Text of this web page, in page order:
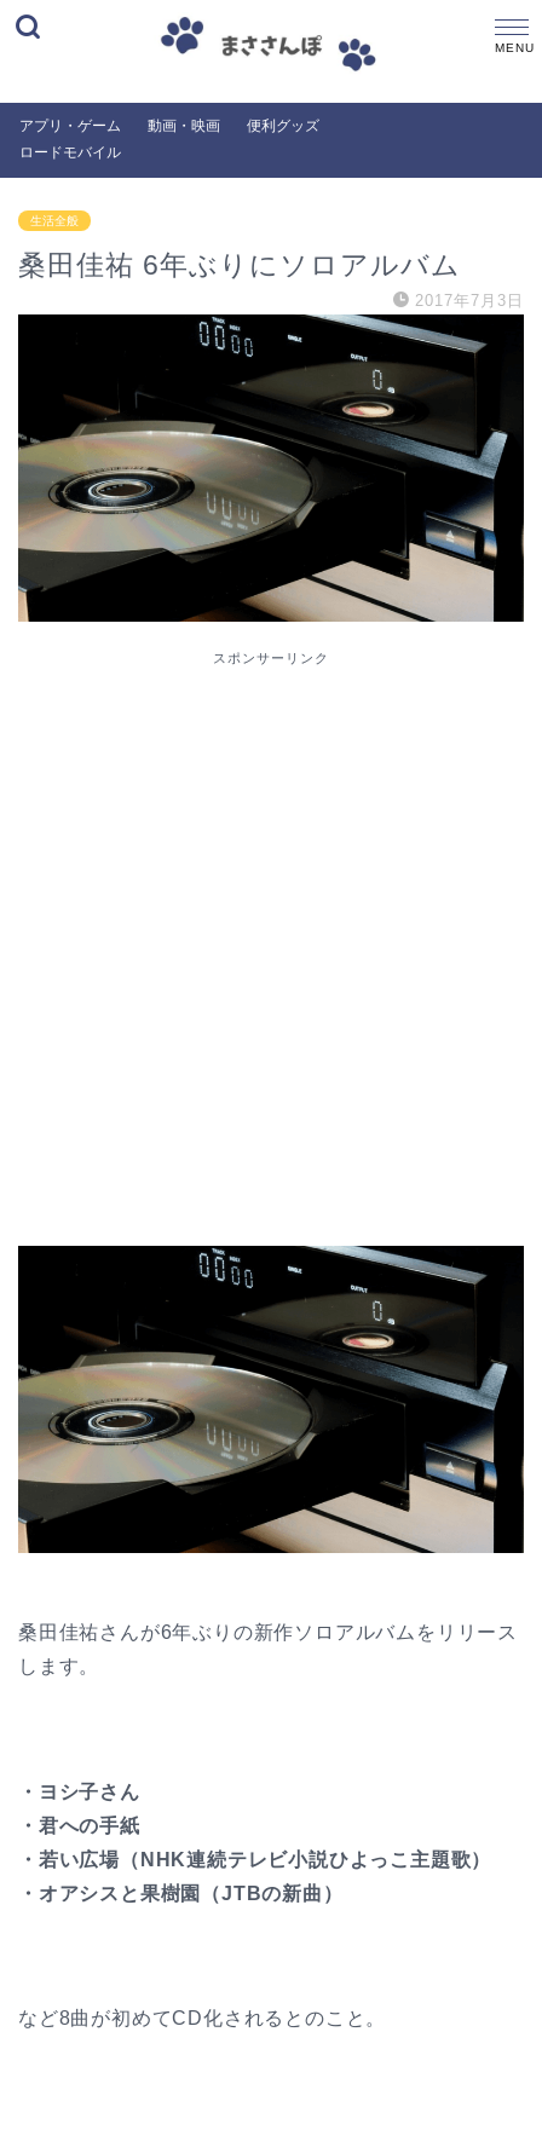
アプリ・ゲーム
ロードモバイル
動画・映画 便利グッズ
生活全般
桑田佳祐 6年ぶりにソロアルバム
2017年7月3日
スポンサーリンク
桑田佳祐さんが6年ぶりの新作ソロアルバムをリリース
します。
・ヨシ子さん
・君への手紙
・若い広場（NHK連続テレビ小説ひよっこ主題歌）
・オアシスと果樹園（JTBの新曲）
など8曲が初めてCD化されるとのこと。